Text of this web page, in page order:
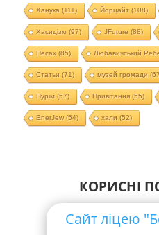
Ханука (111) Йорцайт (108)
Хасидізм (97) JFuture (88)
Песах(85) Любавичський
Статьи (71) музей громади
Пурім (57) Привітання(55)
EnerJew(54) хали (52)
КОРИСНІ
Сайт ліцею